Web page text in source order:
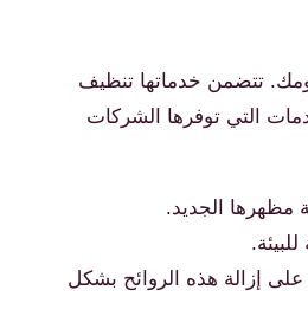
تتضمن خدماتها تنظيف
التي توفرها الشركات
مظهرها الجديد.
إزالة هذه الروائح بشكل